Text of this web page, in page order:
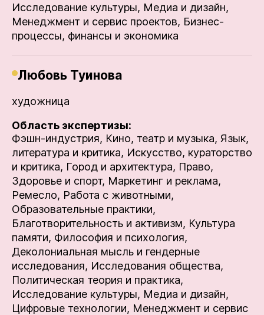
Исследование культуры, Медиа и дизайн,
Менеджмент и сервис проектов, Бизнес-
процессы, финансы и экономика
Любовь Туинова
художница
Область экспертизы:
Фэшн-индустрия, Кино, театр и музыка, Язык,
литература и критика, Искусство, кураторство
и критика, Город и архитектура, Право,
Здоровье и спорт, Маркетинг и реклама,
Ремесло, Работа с животными,
Образовательные практики,
Благотворительность и активизм, Культура
памяти, Философия и психология,
Деколониальная мысль и гендерные
исследования, Исследования общества,
Политическая теория и практика,
Исследование культуры, Медиа и дизайн,
Цифровые технологии, Менеджмент и сервис